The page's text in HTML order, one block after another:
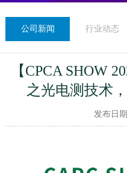
公司新闻 行业动态
【CPCA SHOW
之光电测技术
发布日